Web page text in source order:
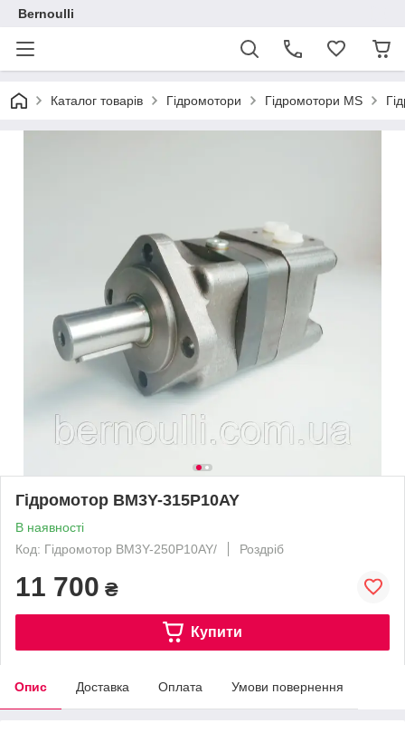
Bernoulli
Каталог товарів Гідромотори Гідромотори MS
Гідромотор BM3Y-315P10AY
В наявності
Код: Гідромотор BM3Y-250P10AY/
Роздріб
11 700 ₴
Купити
Опис Доставка Оплата Умови повернення